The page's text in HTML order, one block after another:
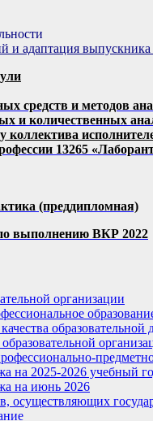
адаптация выпускника
средств и методов
и количественных
13265
(преддипломная)
выполнению ВКР 2022
организации
образовательной
на 2025-2026 учебный
на июнь 2026
осуществляющих